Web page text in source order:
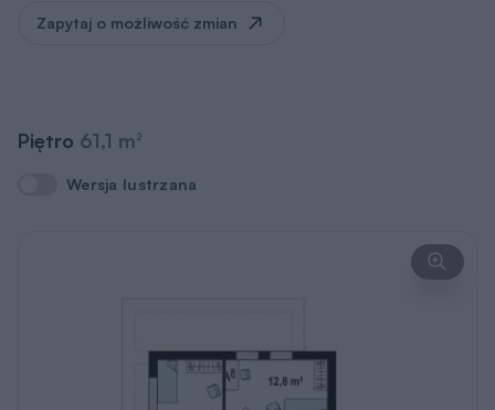
Zapytaj o możliwość zmian
Piętro 61,1 m2
Wersja lustrzana
Wersja lustrzana